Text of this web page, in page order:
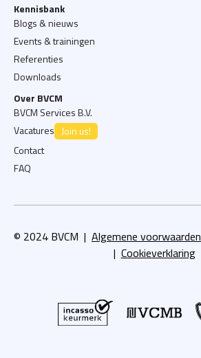
Kennisbank
Blogs & nieuws
Events & trainingen
Referenties
Downloads
Over BVCM
BVCM Services B.V.
Vacatures Join us!
Contact
FAQ
© 2024 BVCM | Algemene voorwaarden
| Cookieverklaring